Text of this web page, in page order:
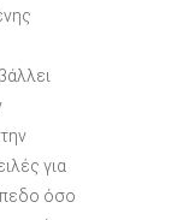
για
όσο